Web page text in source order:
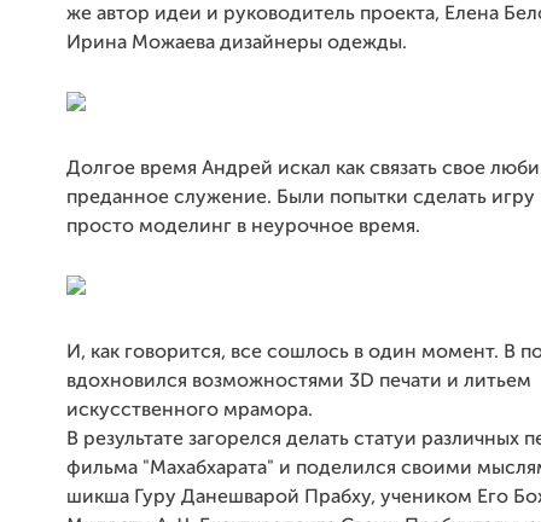
же автор идеи и руководитель проекта, Елена
Ирина Можаева дизайнеры одежды.
Долгое время Андрей искал как связать свое
преданное служение. Были попытки сделать
просто моделинг в неурочное время.
И, как говорится, все сошлось в один момент. В
вдохновился возможностями 3D печати и литьем
искусственного мрамора.
В результате загорелся делать статуи различных
фильма "Махабхарата" и поделился своими
шикша Гуру Данешварой Прабху, учеником Его